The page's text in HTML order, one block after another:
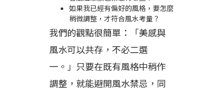
如果我已經有偏好的風格，要怎麼
稍微調整，才符合風水考量？
我們的觀點很簡單：「美感與
風水可以共存，不必二選
一。」只要在既有風格中稍作
調整，就能避開風水禁忌，同